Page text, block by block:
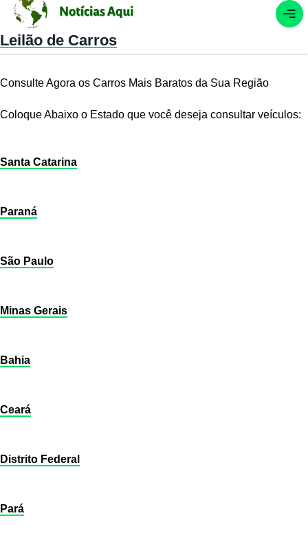
Leilão de Carros
Consulte Agora os Carros Mais Baratos da Sua Região
Coloque Abaixo o Estado que você deseja consultar veículos:
Santa Catarina
Paraná
São Paulo
Minas Gerais
Bahia
Ceará
Distrito Federal
Pará